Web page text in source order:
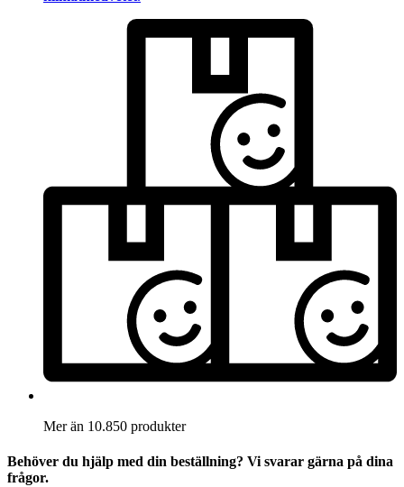
Mer än 10.850 produkter
Behöver du hjälp med din beställning? Vi svarar gärna på dina
frågor.